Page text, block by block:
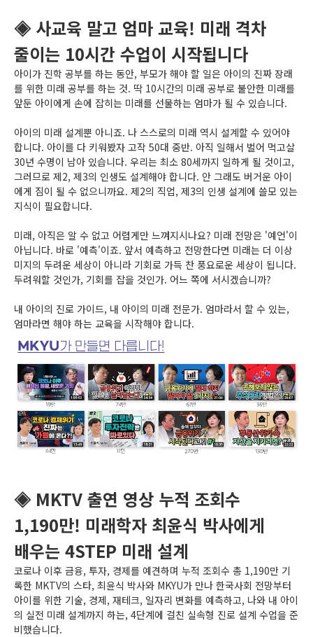
◈ 사교육 말고 엄마 교육! 미래 격차
줄이는 10시간 수업이 시작됩니다
아이가 진학 공부를 하는 동안, 부모가 해야 할 일은 아이의 진짜 장래
를 위한 미래 공부를 하는 것. 딱 10시간의 미래 공부로 불안한 미래를
앞둔 아이에게 손에 잡히는 미래를 선물하는 엄마가 될 수 있습니다.
아이의 미래 설계뿐 아니죠. 나 스스로의 미래 역시 설계할 수 있어야
합니다. 아이를 다 키워봤자 고작 50대 중반. 아직 일해서 벌어 먹고살
30년 수명이 남아 있습니다. 우리는 최소 80세까지 일하게 될 것이고,
그러므로 제2, 제3의 인생도 설계해야 합니다. 안 그래도 버거운 아이
에게 짐이 될 수 없으니까요. 제2의 직업, 제3의 인생 설계에 쓸모 있는
지식이 필요합니다.
미래, 아직은 알 수 없고 어렵게만 느껴지시나요? 미래 전망은 '예언'이
아닙니다. 바로 '예측'이죠. 앞서 예측하고 전망한다면 미래는 더 이상
미지의 두려운 세상이 아니라 기회로 가득 찬 풍요로운 세상이 됩니다.
두려워할 것인가, 기회를 잡을 것인가. 어느 쪽에 서시겠습니까?
내 아이의 진로 가이드, 내 아이의 미래 전문가. 엄마라서 할 수 있는,
엄마라면 해야 하는 교육을 시작해야 합니다.
◈ MKTV 출연 영상 누적 조회수
1,190만! 미래학자 최윤식 박사에게
배우는 4STEP 미래 설계
코로나 이후 금융, 투자, 경제를 예견하며 누적 조회수 총 1,190만 기
록한 MKTV의 스타, 최윤식 박사와 MKYU가 만나 한국사회 전망부터
아이를 위한 기술, 경제, 재테크, 일자리 변화를 예측하고, 나와 내 아이
의 실전 미래 설계까지 하는, 4단계에 걸친 실속형 진로 설계 수업을 준
비했습니다.